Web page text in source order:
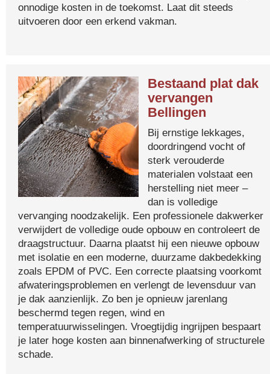
onnodige kosten in de toekomst. Laat dit steeds
uitvoeren door een erkend vakman.
Bestaand plat dak
vervangen
Bellingen
Bij ernstige lekkages,
doordringend vocht of
sterk verouderde
materialen volstaat een
herstelling niet meer –
dan is volledige
vervanging noodzakelijk. Een professionele dakwerker
verwijdert de volledige oude opbouw en controleert de
draagstructuur. Daarna plaatst hij een nieuwe opbouw
met isolatie en een moderne, duurzame dakbedekking
zoals EPDM of PVC. Een correcte plaatsing voorkomt
afwateringsproblemen en verlengt de levensduur van
je dak aanzienlijk. Zo ben je opnieuw jarenlang
beschermd tegen regen, wind en
temperatuurwisselingen. Vroegtijdig ingrijpen bespaart
je later hoge kosten aan binnenafwerking of structurele
schade.